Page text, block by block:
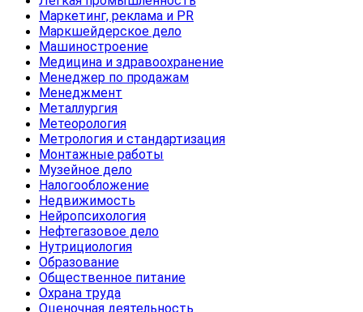
Маркетинг, реклама и PR
Маркшейдерское дело
Машиностроение
Медицина и здравоохранение
Менеджер по продажам
Менеджмент
Металлургия
Метеорология
Метрология и стандартизация
Монтажные работы
Музейное дело
Налогообложение
Недвижимость
Нейропсихология
Нефтегазовое дело
Нутрициология
Образование
Общественное питание
Охрана труда
Оценочная деятельность